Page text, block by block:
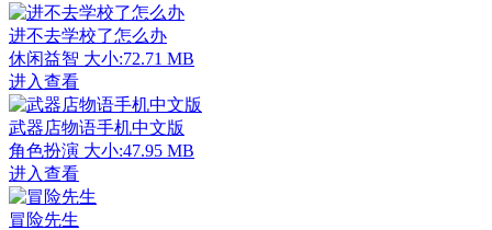
进不去学校了怎么办
休闲益智 大小:72.71 MB
进入查看
武器店物语手机中文版
角色扮演 大小:47.95 MB
进入查看
冒险先生